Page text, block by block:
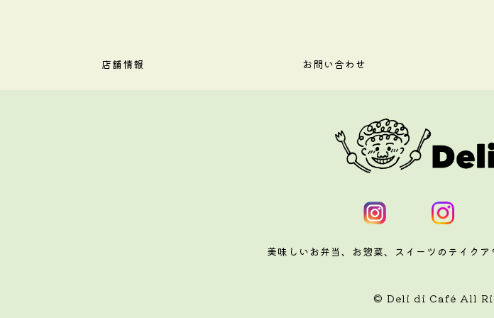
店舗情報 お問い合わせ
美味しいお弁当、お惣菜、スイーツのテイク
© Deli di Café All